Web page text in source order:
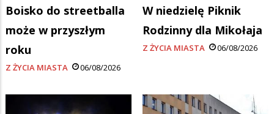
Boisko do streetballa
może w przyszłym
roku
Z ŻYCIA MIASTA 06/08/2026
W niedzielę Piknik
Rodzinny dla Mikołaja
Z ŻYCIA MIASTA 06/08/2026